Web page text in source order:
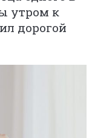
утром к
дорогой